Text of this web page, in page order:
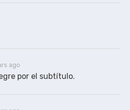
ago
por el subtítulo.